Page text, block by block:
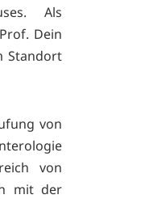
Als
Dein
Standort
von
von
mit der